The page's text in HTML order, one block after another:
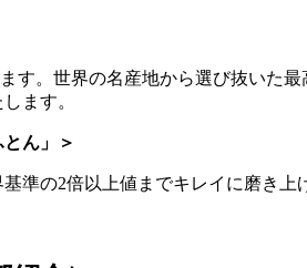
。世界の名産地から選び抜いた
ます。
ん」＞
の2倍以上値までキレイに磨き